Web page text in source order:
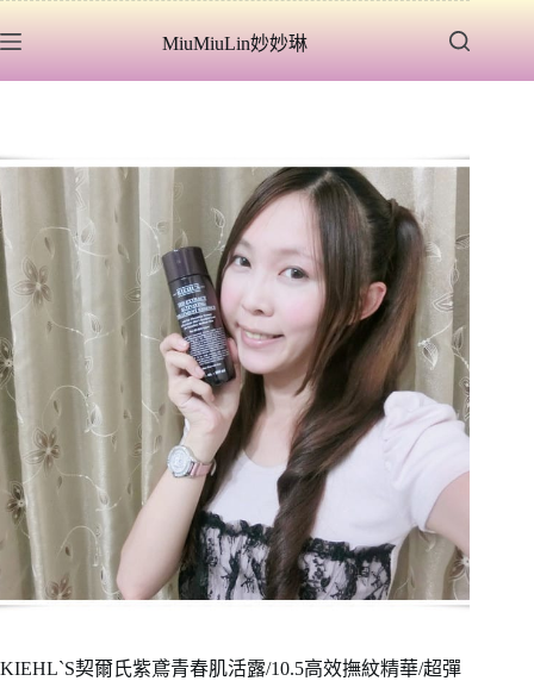
至
容
MiuMiuLin妙妙琳
KIEHL`S契爾氏紫鳶青春肌活露/10.5高效撫紋精華/超彈